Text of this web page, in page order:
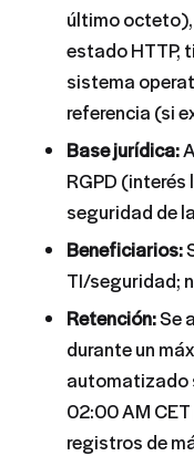
último
estado HTTP,
sistema
referencia (si
Base jurídica:
RGPD
seguridad de
Beneficiarios:
TI/seguridad;
Retención:Se
durante un
automatizado
02:00 AM
registros de